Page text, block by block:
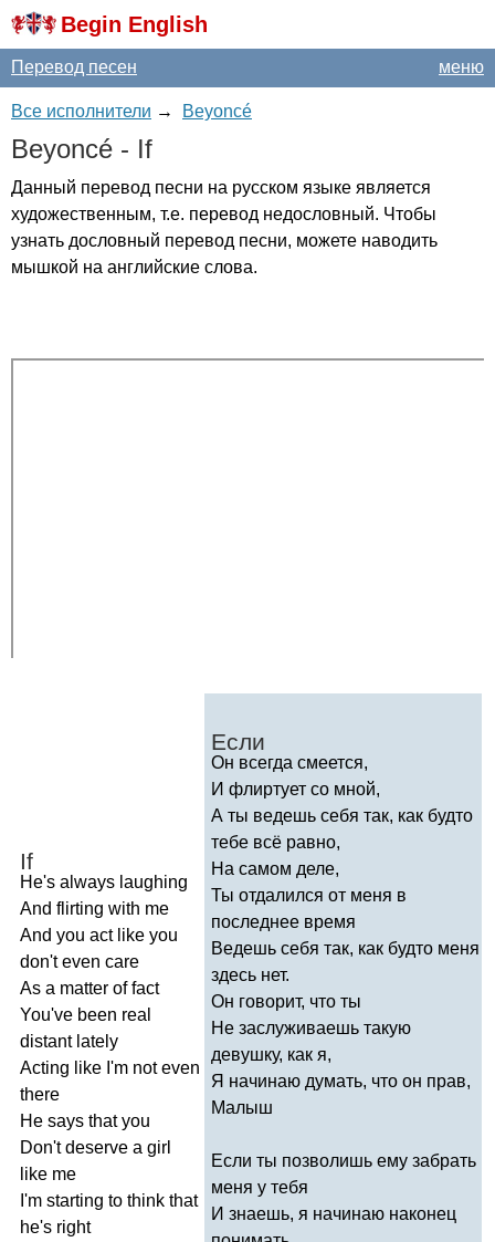
Begin English
меню
Перевод песен
Все исполнители → Beyoncé
Beyoncé - If
Данный перевод песни на русском языке является
художественным, т.е. перевод недословный. Чтобы
узнать дословный перевод песни, можете наводить
мышкой на английские слова.
If
He's always laughing
And flirting with me
And you act like you
don't even care
As a matter of fact
You've been real
distant lately
Acting like I'm not even
there
He says that you
Don't deserve a girl
like me
I'm starting to think that
he's right
Если
Он всегда смеется,
И флиртует со мной,
А ты ведешь себя так, как будто
тебе всё равно,
На самом деле,
Ты отдалился от меня в
последнее время
Ведешь себя так, как будто меня
здесь нет.
Он говорит, что ты
Не заслуживаешь такую
девушку, как я,
Я начинаю думать, что он прав,
Малыш
Если ты позволишь ему забрать
меня у тебя
И знаешь, я начинаю наконец